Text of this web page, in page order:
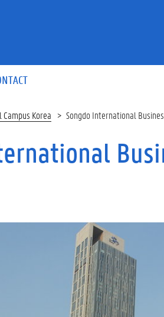
Korea Songdo International